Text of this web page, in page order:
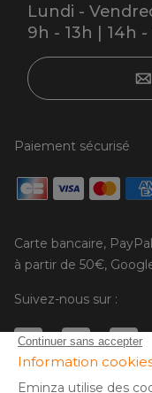
Lundi -
9h - 13h | 14h -
Paiement sécurisé
Carte bancaire,
à partir de 50€,
Suivez-nous sur :